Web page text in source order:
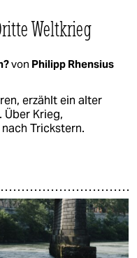
Weltkrieg
von Philipp Rhensius
erzählt ein alter
Über Krieg,
Trickstern.